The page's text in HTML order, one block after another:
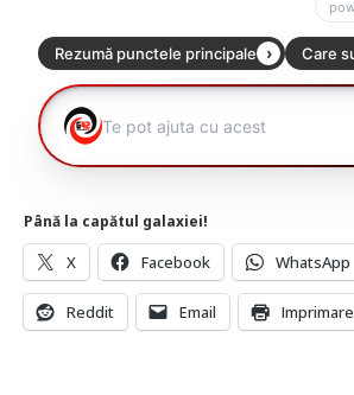
Până la capătul galaxiei!
X Facebook WhatsApp
Reddit Email Imprimare